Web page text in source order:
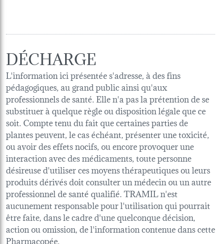
DÉCHARGE
L'information ici présentée s'adresse, à des fins
pédagogiques, au grand public ainsi qu'aux
professionnels de santé. Elle n'a pas la prétention de se
substituer à quelque règle ou disposition légale que ce
soit. Compte tenu du fait que certaines parties de
plantes peuvent, le cas échéant, présenter une toxicité,
ou avoir des effets nocifs, ou encore provoquer une
interaction avec des médicaments, toute personne
désireuse d'utiliser ces moyens thérapeutiques ou leurs
produits dérivés doit consulter un médecin ou un autre
professionnel de santé qualifié. TRAMIL n'est
aucunement responsable pour l'utilisation qui pourrait
être faite, dans le cadre d'une quelconque décision,
action ou omission, de l'information contenue dans cette
Pharmacopée.